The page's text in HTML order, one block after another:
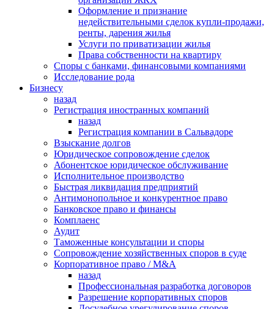
Оформление и признание
недействительными сделок купли-продажи,
ренты, дарения жилья
Услуги по приватизации жилья
Права собственности на квартиру
Cпоры с банками, финансовыми компаниями
Исследование рода
Бизнесу
назад
Регистрация иностранных компаний
назад
Регистрация компании в Сальвадоре
Взыскание долгов
Юридическое сопровождение сделок
Абонентское юридическое обслуживание
Исполнительное производство
Быстрая ликвидация предприятий
Антимонопольное и конкурентное право
Банковское право и финансы
Комплаенс
Аудит
Таможенные консультации и споры
Сопровождение хозяйственных споров в суде
Корпоративное право / M&A
назад
Профессиональная разработка договоров
Разрешение корпоративных споров